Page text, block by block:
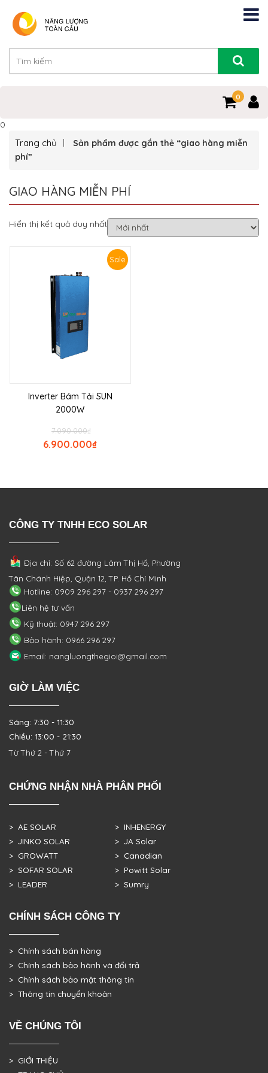
0
0
Trang chủ
Sản phẩm được gắn thẻ “giao hàng miễn
phí”
GIAO HÀNG MIỄN PHÍ
Hiển thị kết quả duy nhất
Sale
Inverter Bám Tải SUN
2000W
₫
7.090.000
₫
6.900.000
CÔNG TY TNHH ECO SOLAR
Địa chỉ: Số 62 đường Lâm Thị Hố, Phường
Tân Chánh Hiệp, Quận 12, TP. Hồ Chí Minh
Hotline: 0909 296 297 - 0937 296 297
Liên hệ tư vấn
Kỹ thuật: 0947 296 297
Bảo hành: 0966 296 297
Email: nangluongthegioi@gmail.com
GIỜ LÀM VIỆC
Sáng: 7:30 - 11:30
Chiều: 13:00 - 21:30
Từ Thứ 2 - Thứ 7
CHỨNG NHẬN NHÀ PHÂN PHỐI
> AE SOLAR
> JINKO SOLAR
> GROWATT
> SOFAR SOLAR
> LEADER
> INHENERGY
> JA Solar
> Canadian
> Powitt Solar
> Sumry
CHÍNH SÁCH CÔNG TY
> Chính sách bán hàng
> Chính sách bảo hành và đổi trả
> Chính sách bảo mật thông tin
> Thông tin chuyển khoản
VỀ CHÚNG TÔI
> GIỚI THIỆU